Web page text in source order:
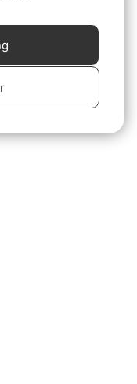
Siren R4 Batteries